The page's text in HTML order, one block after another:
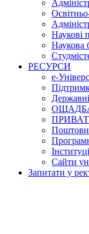
Наукові
Наукова
РЕСУРСИ
е-
Державні
Сайти
Запитати у